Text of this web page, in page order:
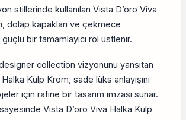
stillerinde kullanılan Vista D’oro Viva
dolap kapakları ve çekmece
bir tamamlayıcı rol üstlenir.
collection vizyonunu yansıtan
Kulp Krom, sade lüks anlayışını
için rafine bir tasarım imzası sunar.
Vista D’oro Viva Halka Kulp